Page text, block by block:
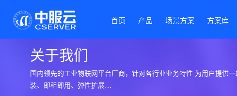
首页 产品 场景方案 方案库
关于我们
国内领先的工业物联网平台厂商，针对各行业业务特性 为用户提供
装、即租即用、弹性扩展…